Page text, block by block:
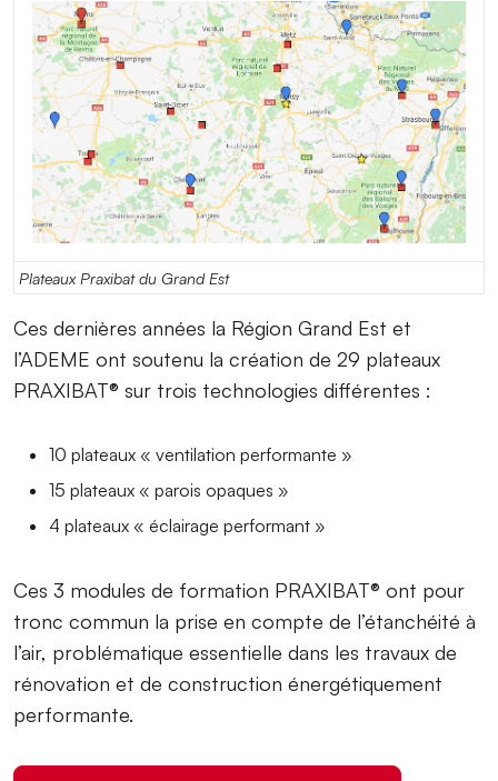
Plateaux Praxibat du Grand Est
Ces dernières années la Région Grand Est et
l’ADEME ont soutenu la création de 29 plateaux
PRAXIBAT® sur trois technologies différentes :
10 plateaux « ventilation performante »
15 plateaux « parois opaques »
4 plateaux « éclairage performant »
Ces 3 modules de formation PRAXIBAT® ont pour
tronc commun la prise en compte de l’étanchéité à
l’air, problématique essentielle dans les travaux de
rénovation et de construction énergétiquement
performante.